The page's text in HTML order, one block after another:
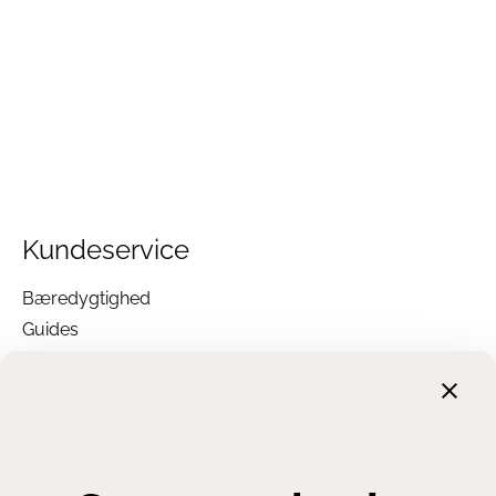
Kundeservice
Bæredygtighed
Guides